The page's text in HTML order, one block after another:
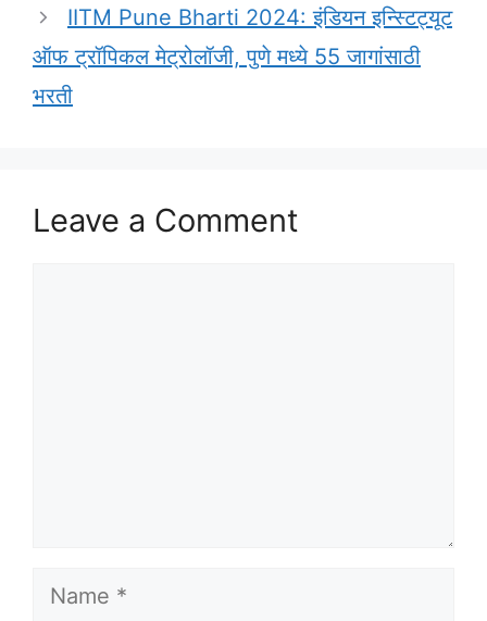
IITM Pune Bharti 2024: इंडियन इन्स्टिट्यूट
ऑफ ट्रॉपिकल मेट्रोलॉजी, पुणे मध्ये 55 जागांसाठी
भरती
Leave a Comment
Name